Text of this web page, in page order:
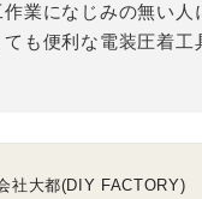
業になじみの無い
も便利な電装圧着
社大都(DIY